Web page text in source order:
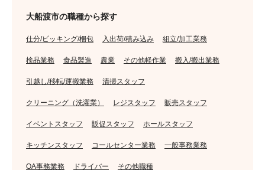
大船渡市の職種から探す
仕分/ピッキング/梱包 入出荷/積み込み 組立/加工業務
検品業務 食品製造 農業 その他軽作業 搬入/搬出業務
引越し/移転/運搬業務 清掃スタッフ
クリーニング（洗濯業） レジスタッフ 販売スタッフ
イベントスタッフ 販促スタッフ ホールスタッフ
キッチンスタッフ コールセンター業務 一般事務業務
OA事務業務 ドライバー その他職種